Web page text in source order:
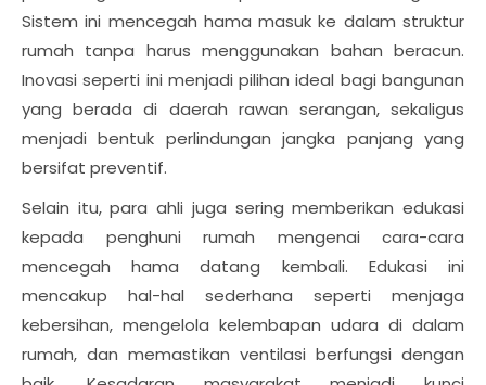
Sistem ini mencegah hama masuk ke dalam struktur
rumah tanpa harus menggunakan bahan beracun.
Inovasi seperti ini menjadi pilihan ideal bagi bangunan
yang berada di daerah rawan serangan, sekaligus
menjadi bentuk perlindungan jangka panjang yang
bersifat preventif.
Selain itu, para ahli juga sering memberikan edukasi
kepada penghuni rumah mengenai cara-cara
mencegah hama datang kembali. Edukasi ini
mencakup hal-hal sederhana seperti menjaga
kebersihan, mengelola kelembapan udara di dalam
rumah, dan memastikan ventilasi berfungsi dengan